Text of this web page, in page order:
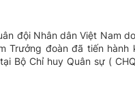
đội Nhân dân Việt Nam
Trưởng đoàn đã tiến
Bộ Chỉ huy Quân sự (